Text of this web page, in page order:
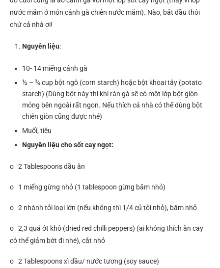
nước mắm ở món cánh gà chiên nước mắm). Nào, bắt đầu thôi
chứ cả nhà ơi!
Nguyên liệu:
10- 14 miếng cánh gà
½ – ¾ cup bột ngô (corn starch) hoặc bột khoai tây (potato
starch) (Dùng bột này thì khi rán gà sẽ có một lớp bột giòn
mỏng bên ngoài rất ngon. Nếu thích cả nhà có thể dùng bột
chiên giòn cũng được nhé)
Muối, tiêu
Nguyên liệu cho sốt cay ngọt:
o 2 Tablespoons dầu ăn
o 1 miếng gừng nhỏ (1 tablespoon gừng băm nhỏ)
o 2 nhánh tỏi loại lớn (nếu không thì 1/4 củ tỏi nhỏ), băm nhỏ
o 2,3 quả ớt khô (dried red chilli peppers) (ai không thích ăn cay
có thể giảm bớt đi nhé), cắt nhỏ
o 2 Tablespoons xì dầu/ nước tương (soy sauce)